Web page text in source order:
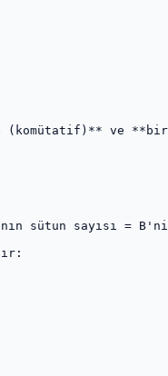
(komütatif)**
sütun sayısı =